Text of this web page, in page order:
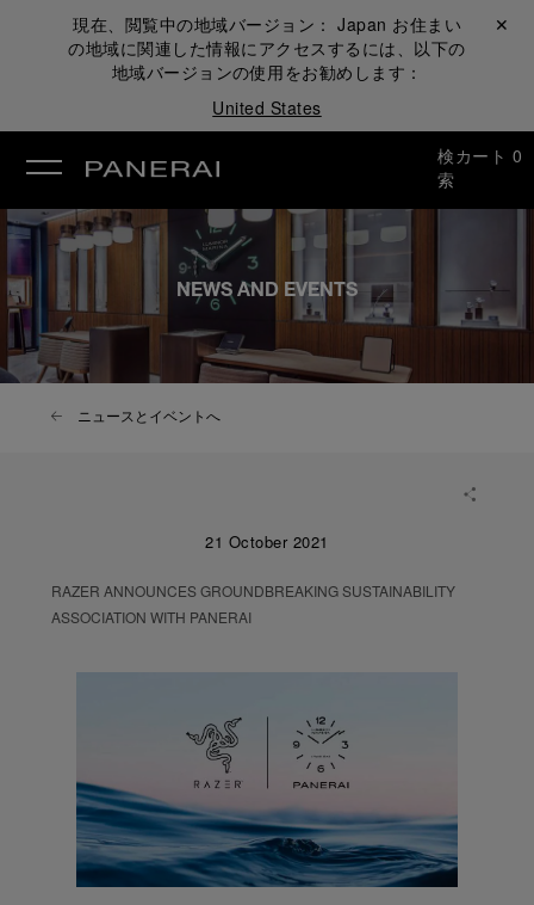
現在、閲覧中の地域バージョン： Japan お住まい
の地域に関連した情報にアクセスするには、以下の
地域バージョンの使用をお勧めします：
United States
閉じる ✕
検
索
カート 0
NEWS AND EVENTS
ニュースとイベントへ
21 October 2021
RAZER ANNOUNCES GROUNDBREAKING SUSTAINABILITY
ASSOCIATION WITH PANERAI